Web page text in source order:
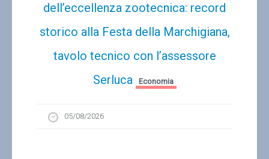
dell’eccellenza zootecnica: record
storico alla Festa della Marchigiana,
tavolo tecnico con l’assessore
Serluca
Economia
05/08/2026